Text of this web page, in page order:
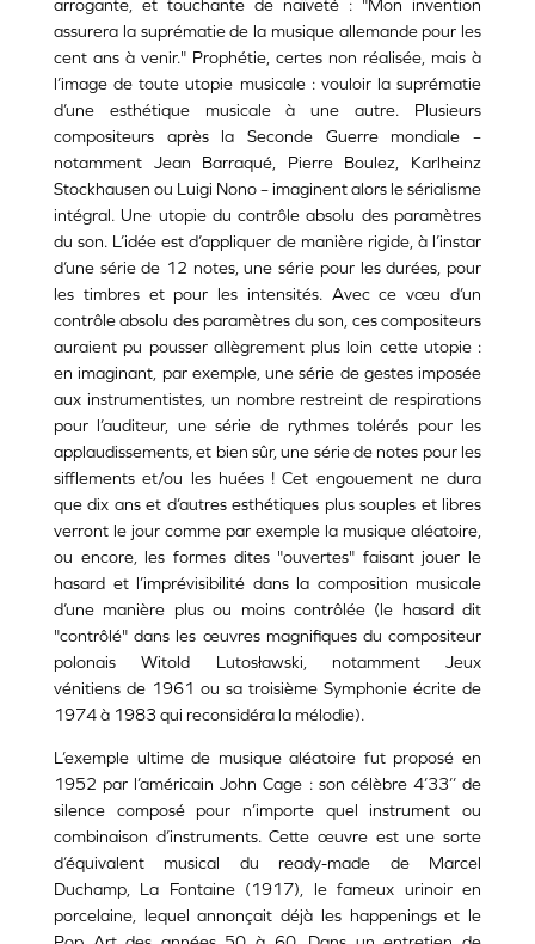
arrogante, et touchante de naïveté : "Mon invention
assurera la suprématie de la musique allemande pour les
cent ans à venir." Prophétie, certes non réalisée, mais à
l’image de toute utopie musicale : vouloir la suprématie
d’une esthétique musicale à une autre. Plusieurs
compositeurs après la Seconde Guerre mondiale –
notamment Jean Barraqué, Pierre Boulez, Karlheinz
Stockhausen ou Luigi Nono – imaginent alors le sérialisme
intégral. Une utopie du contrôle absolu des paramètres
du son. L’idée est d’appliquer de manière rigide, à l’instar
d’une série de 12 notes, une série pour les durées, pour
les timbres et pour les intensités. Avec ce vœu d’un
contrôle absolu des paramètres du son, ces compositeurs
auraient pu pousser allègrement plus loin cette utopie :
en imaginant, par exemple, une série de gestes imposée
aux instrumentistes, un nombre restreint de respirations
pour l’auditeur, une série de rythmes tolérés pour les
applaudissements, et bien sûr, une série de notes pour les
sifflements et/ou les huées ! Cet engouement ne dura
que dix ans et d’autres esthétiques plus souples et libres
verront le jour comme par exemple la musique aléatoire,
ou encore, les formes dites "ouvertes" faisant jouer le
hasard et l’imprévisibilité dans la composition musicale
d’une manière plus ou moins contrôlée (le hasard dit
"contrôlé" dans les œuvres magnifiques du compositeur
polonais Witold Lutosławski, notamment Jeux
vénitiens de 1961 ou sa troisième Symphonie écrite de
1974 à 1983 qui reconsidéra la mélodie).
L’exemple ultime de musique aléatoire fut proposé en
1952 par l’américain John Cage : son célèbre 4’33’’ de
silence composé pour n’importe quel instrument ou
combinaison d’instruments. Cette œuvre est une sorte
d’équivalent musical du ready-made de Marcel
Duchamp, La Fontaine (1917), le fameux urinoir en
porcelaine, lequel annonçait déjà les happenings et le